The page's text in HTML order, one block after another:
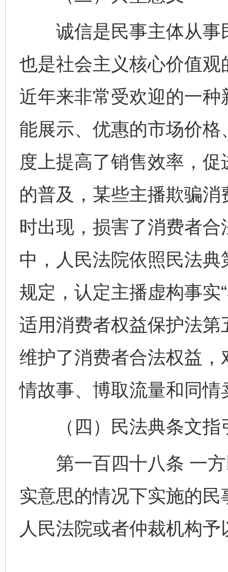
诚信是民事主体从事
也是社会主义核心价值
近年来非常受欢迎的一
能展示、优惠的市场价
度上提高了销售效率，
的普及，某些主播欺骗
时出现，损害了消费者
中，人民法院依照民法
规定，认定主播虚构事实
适用消费者权益保护法
维护了消费者合法权益
情故事、博取流量和同
（四）民法典条文指
第一百四十八条 一方
实意思的情况下实施的
人民法院或者仲裁机构予